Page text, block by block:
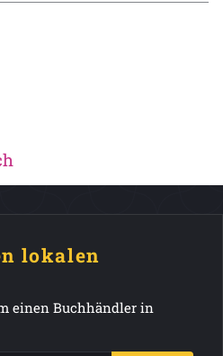
lokalen
einen Buchhändler in